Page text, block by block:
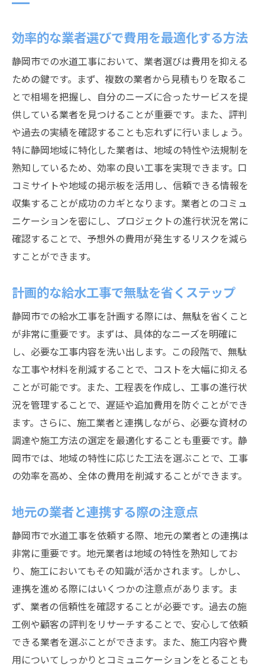
法
地域の気候に適応した素材選びのポイント
住民参加型の工事プロジェクトの進め方
ローカルコミュニティとの関係構築でコス
ト削減
地域特有の課題を解決するための工事手法
地元のエコロジーに配慮した水道工事の提
案
水道工事で静岡市の気候と地形をどう考慮する
か
静岡市の気候に適した給水設備の選び方
地形を活かした配管設計の最適化
雨季対策としての給水工事の工夫
気候変動に対応する水道インフラの強化策
地域特性を活かした災害時の水供給体制
高品質な水道工事を選ぶための静岡市のポイン
ト
信頼できる業者を選ぶためのチェックリス
ト
過去の施工実績から見る業者選びのコツ
品質保証に欠かせない施工後のサポート体
制
地元で評判の高い業者を見つける方法
トラブルを防ぐための契約時の注意点
専門家が教える静岡市での給水工事費削減の秘
訣
プロの視点から見た費用削減のポイント
適切な材料選びでコストを抑える方法
長期的な視野で見るメンテナンス計画の重
要性
効率的な業者選びで費用を最適化する方法
静岡市での水道工事において、業者選びは費用を抑える
ための鍵です。まず、複数の業者から見積もりを取るこ
とで相場を把握し、自分のニーズに合ったサービスを提
供している業者を見つけることが重要です。また、評判
や過去の実績を確認することも忘れずに行いましょう。
特に静岡地域に特化した業者は、地域の特性や法規制を
熟知しているため、効率の良い工事を実現できます。口
コミサイトや地域の掲示板を活用し、信頼できる情報を
収集することが成功のカギとなります。業者とのコミュ
ニケーションを密にし、プロジェクトの進行状況を常に
確認することで、予想外の費用が発生するリスクを減ら
すことができます。
計画的な給水工事で無駄を省くステップ
静岡市での給水工事を計画する際には、無駄を省くこと
が非常に重要です。まずは、具体的なニーズを明確に
し、必要な工事内容を洗い出します。この段階で、無駄
な工事や材料を削減することで、コストを大幅に抑える
ことが可能です。また、工程表を作成し、工事の進行状
況を管理することで、遅延や追加費用を防ぐことができ
ます。さらに、施工業者と連携しながら、必要な資材の
調達や施工方法の選定を最適化することも重要です。静
岡市では、地域の特性に応じた工法を選ぶことで、工事
の効率を高め、全体の費用を削減することができます。
地元の業者と連携する際の注意点
静岡市で水道工事を依頼する際、地元の業者との連携は
非常に重要です。地元業者は地域の特性を熟知してお
り、施工においてもその知識が活かされます。しかし、
連携を進める際にはいくつかの注意点があります。ま
ず、業者の信頼性を確認することが必要です。過去の施
工例や顧客の評判をリサーチすることで、安心して依頼
できる業者を選ぶことができます。また、施工内容や費
用についてしっかりとコミュニケーションをとることも